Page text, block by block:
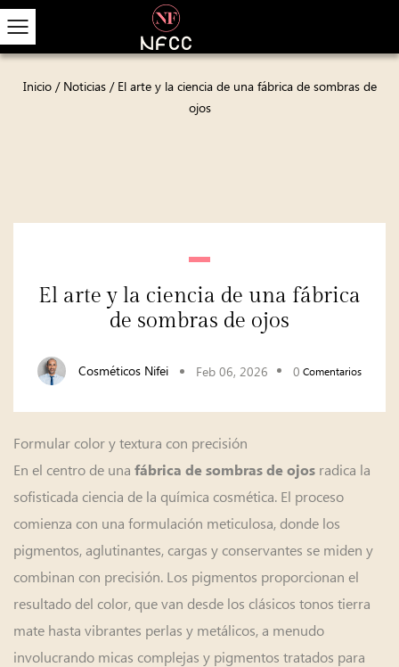
Inicio/ Noticias/ El arte y la ciencia de una fábrica de sombras de
ojos
El arte y la ciencia de una fábrica
de sombras de ojos
Cosméticos Nifei Feb 06, 2026 0 Comentarios
Formular color y textura con precisión
En el centro de una fábrica de sombras de ojos radica la
sofisticada ciencia de la química cosmética. El proceso
comienza con una formulación meticulosa, donde los
pigmentos, aglutinantes, cargas y conservantes se miden y
combinan con precisión. Los pigmentos proporcionan el
resultado del color, que van desde los clásicos tonos tierra
mate hasta vibrantes perlas y metálicos, a menudo
involucrando micas complejas y pigmentos tratados para